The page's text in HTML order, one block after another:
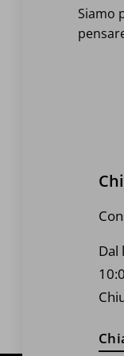
Siamo
Dal